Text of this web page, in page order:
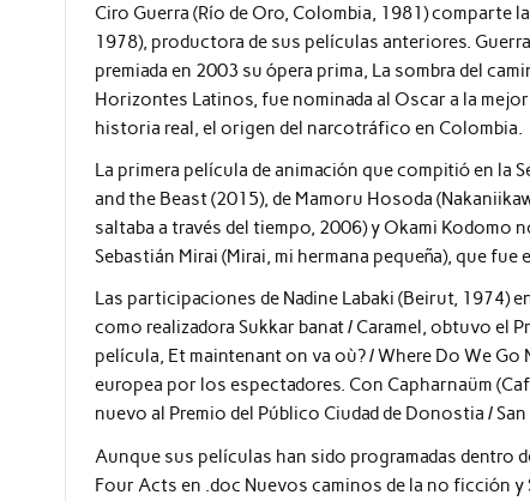
Ciro Guerra (Río de Oro, Colombia, 1981) comparte
1978), productora de sus películas anteriores.
premiada en 2003 su ópera prima, La sombra del
Horizontes Latinos, fue nominada al Oscar a la
historia real, el origen del narcotráfico en Colombia.
La primera película de animación que compitió en la
and the Beast (2015), de Mamoru Hosoda
saltaba a través del tiempo, 2006) y Okami Kodomo
Sebastián Mirai (Mirai, mi hermana pequeña), que fue
Las participaciones de Nadine Labaki (Beirut, 1974)
como realizadora Sukkar banat / Caramel, obtuvo el
película, Et maintenant on va où? / Where Do We
europea por los espectadores. Con Capharnaüm
nuevo al Premio del Público Ciudad de Donostia /
Aunque sus películas han sido programadas dentro
Four Acts en .doc Nuevos caminos de la no ficción y